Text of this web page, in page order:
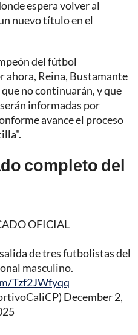
espera volver al
nuevo título en el
del fútbol
ahora, Reina, Bustamante
no continuarán, y que
informadas por
avance el proceso
completo del
OFICIAL
de tres futbolistas del
masculino.
Tzf2JWfyqq
December 2,